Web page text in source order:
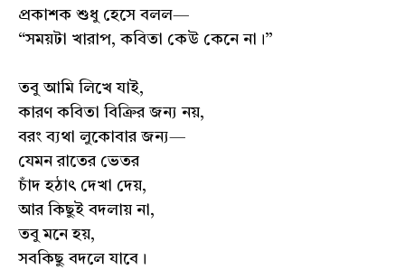
প্রকাশক শুধু হেসে বলল—
“সময়টা খারাপ, কবিতা কেউ কেনে না।”
তবু আমি লিখে যাই,
কারণ কবিতা বিক্রির জন্য নয়,
বরং ব্যথা লুকোবার জন্য—
যেমন রাতের ভেতর
চাঁদ হঠাৎ দেখা দেয়,
আর কিছুই বদলায় না,
তবু মনে হয়,
সবকিছু বদলে যাবে।